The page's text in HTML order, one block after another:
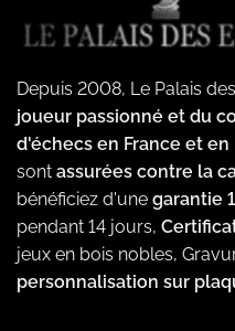
Depuis 2008, Le Palais
joueur passionné et du
d'échecs en France et en
sont assurées contre la
bénéficiez d'une garantie
pendant 14 jours,
jeux en bois nobles,
personnalisation sur